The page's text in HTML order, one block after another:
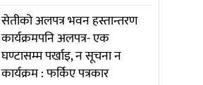
सेतीको अलपत्र भवन हस्तान्तरण
कार्यक्रमपनि अलपत्र- एक
घण्टासम्म पर्खाइ, न सूचना न
कार्यक्रम : फर्किए पत्रकार